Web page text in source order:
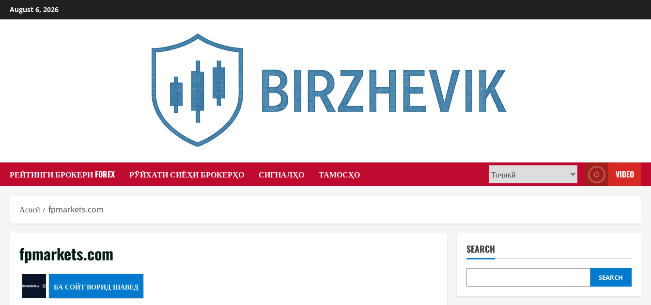
Skip
to
August 6, 2026
РЕЙТИНГИ БРОКЕРИ FOREX РӮЙХАТИ СИЁҲИ БРОКЕРҲО СИГНАЛҲО ТАМОСҲО VIDEO
Асосӣ fpmarkets.com
fpmarkets.com
БА СОЙТ ВОРИД ШАВЕД
SEARCH
SEARCH